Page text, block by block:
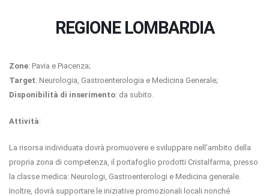
REGIONE LOMBARDIA
Zone: Pavia e Piacenza;
Target: Neurologia, Gastroenterologia e Medicina Generale;
Disponibilità di inserimento: da subito.
Attività:
La risorsa individuata dovrà promuovere e sviluppare nell’ambito della
propria zona di competenza, il portafoglio prodotti Cristalfarma, presso
la classe medica: Neurologi, Gastroenterologi e Medicina generale.
Inoltre, dovrà supportare le iniziative promozionali locali nonché